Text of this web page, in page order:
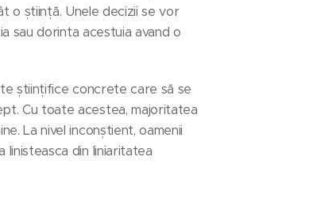
o știință. Unele decizii se vor
sau dorinta acestuia avand o
științifice concrete care să se
Cu toate acestea, majoritatea
La nivel inconștient, oamenii
din liniaritatea